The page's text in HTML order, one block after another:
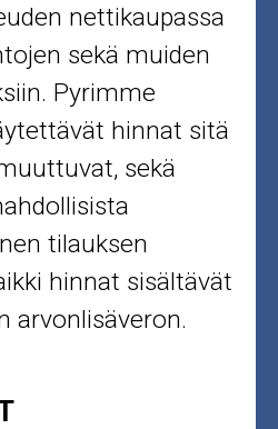
nettikaupassa
sekä muiden
Pyrimme
hinnat sitä
sekä
tilauksen
hinnat sisältävät
arvonlisäveron.